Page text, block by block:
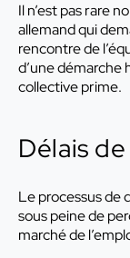
Il n’est pas rare
allemand qui
rencontre de
d’une démarche
collective prime.
Délais
Le processus de
sous peine de
marché de